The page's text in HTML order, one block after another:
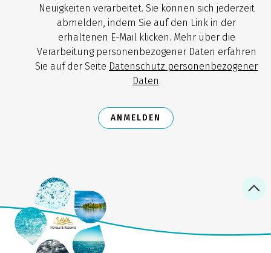
Neuigkeiten verarbeitet. Sie können sich jederzeit
abmelden, indem Sie auf den Link in der
erhaltenen E-Mail klicken. Mehr über die
Verarbeitung personenbezogener Daten erfahren
Sie auf der Seite Datenschutz personenbezogener
Daten.
ANMELDEN